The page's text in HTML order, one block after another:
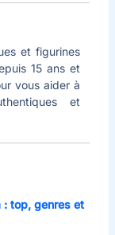
et figurines
15 ans et
vous aider à
et
: top, genres et